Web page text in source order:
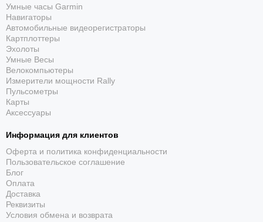
Умные часы Garmin
Навигаторы
Автомобильные видеорегистраторы
Картплоттеры
Эхолоты
Умные Весы
Велокомпьютеры
Измерители мощности Rally
Пульсометры
Карты
Аксессуары
Информация для клиентов
Оферта и политика конфиденциальности
Пользовательское соглашение
Блог
Оплата
Доставка
Реквизиты
Условия обмена и возврата